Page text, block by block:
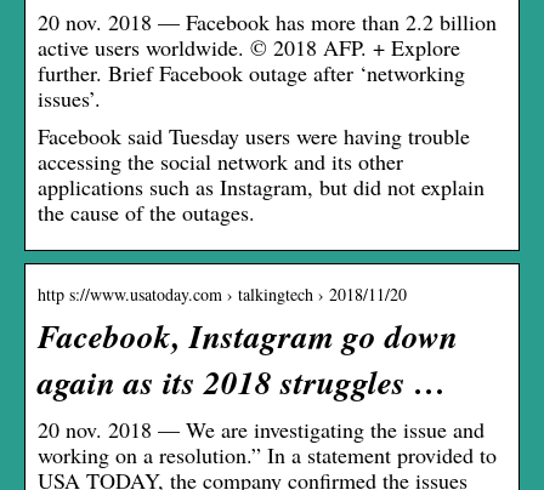
20 nov. 2018 — Facebook has more than 2.2 billion
active users worldwide. © 2018 AFP. + Explore
further. Brief Facebook outage after ‘networking
issues’.
Facebook said Tuesday users were having trouble
accessing the social network and its other
applications such as Instagram, but did not explain
the cause of the outages.
http s://www.usatoday.com › talkingtech › 2018/11/20
Facebook, Instagram go down
again as its 2018 struggles …
20 nov. 2018 — We are investigating the issue and
working on a resolution.” In a statement provided to
USA TODAY, the company confirmed the issues